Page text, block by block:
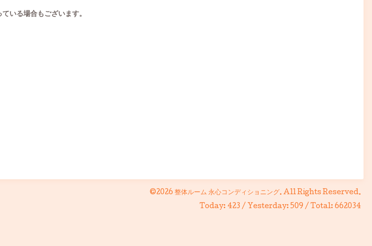
いる場合もございます。
©2026 整体ルーム 永心コンディショニング. All Rights Reserved.
Today: 423 / Yesterday: 509 / Total: 662034